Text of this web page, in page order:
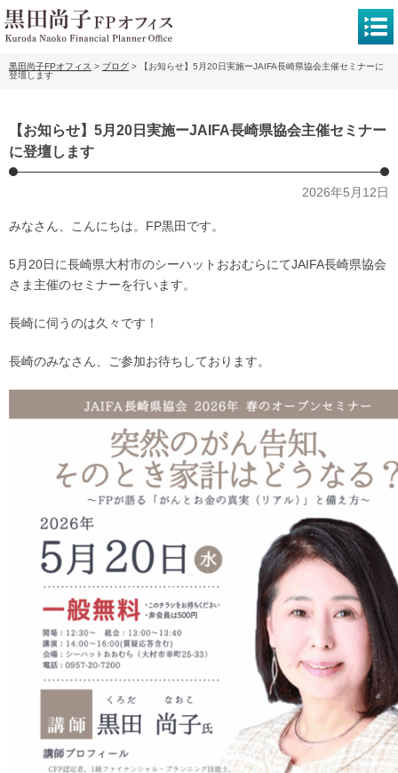
黒田尚子FPオフィス > ブログ >
【お知らせ】5月20日実施ーJAIFA長崎県協会主催セミナーに
登壇します
【お知らせ】5月20日実施ーJAIFA長崎県協会主催セミナー
に登壇します
2026年5月12日
みなさん、こんにちは。FP黒田です。
5月20日に長崎県大村市のシーハットおおむらにてJAIFA長崎県協会
さま主催のセミナーを行います。
長崎に伺うのは久々です！
長崎のみなさん、ご参加お待ちしております。